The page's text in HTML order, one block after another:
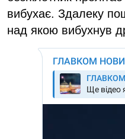
вибухає. Здалеку
над якою вибухнув